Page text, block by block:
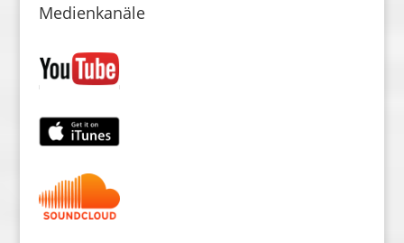
Medienkanäle